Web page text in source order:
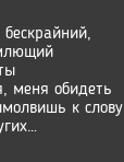
меня обидеть
к слову